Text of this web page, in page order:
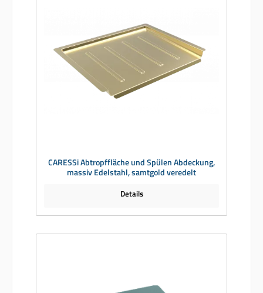
CARESSi Abtropffläche und Spülen Abdeckung,
massiv Edelstahl, samtgold veredelt
Details